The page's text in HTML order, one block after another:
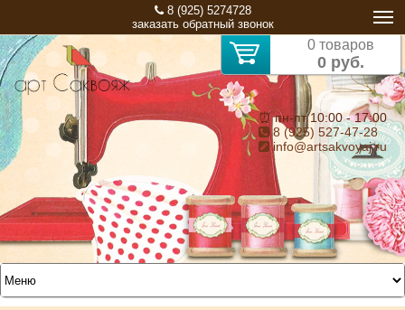
8 (925) 5274728
заказать обратный звонок
0 товаров
0 руб.
⏰ пн-пт 10:00 - 17:00
8 (925) 527-47-28
info@artsakvoyaj.ru